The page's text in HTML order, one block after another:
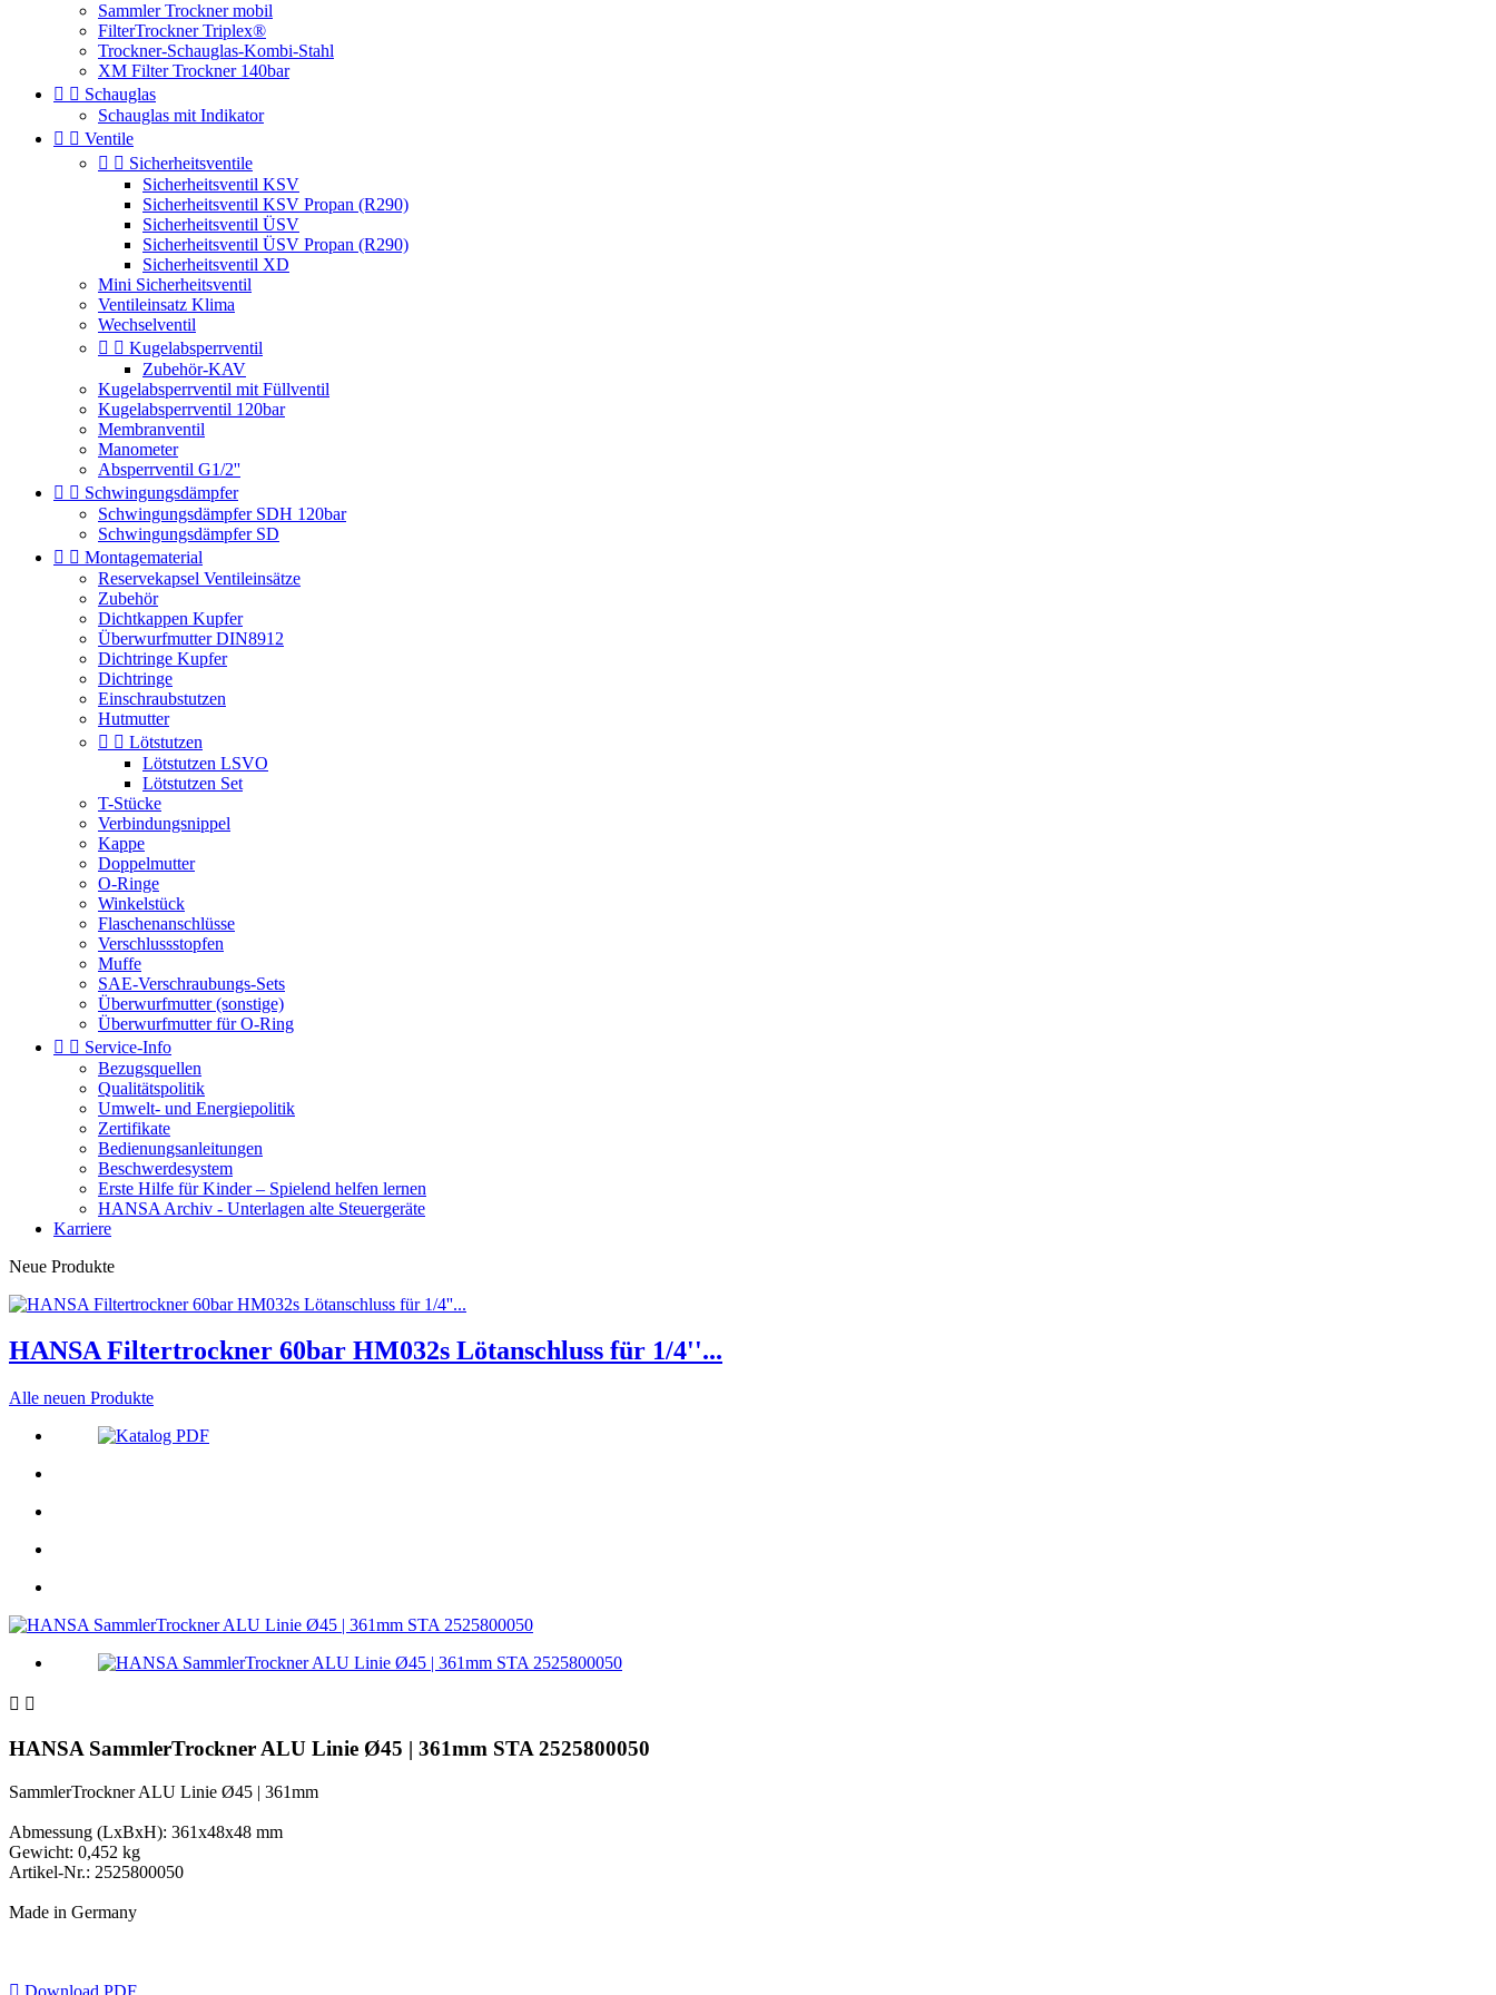
Sammler Trockner mobil
FilterTrockner Triplex®
Trockner-Schauglas-Kombi-Stahl
XM Filter Trockner 140bar
  Schauglas
Schauglas mit Indikator
  Ventile
  Sicherheitsventile
Sicherheitsventil KSV
Sicherheitsventil KSV Propan (R290)
Sicherheitsventil ÜSV
Sicherheitsventil ÜSV Propan (R290)
Sicherheitsventil XD
Mini Sicherheitsventil
Ventileinsatz Klima
Wechselventil
  Kugelabsperrventil
Zubehör-KAV
Kugelabsperrventil mit Füllventil
Kugelabsperrventil 120bar
Membranventil
Manometer
Absperrventil G1/2''
  Schwingungsdämpfer
Schwingungsdämpfer SDH 120bar
Schwingungsdämpfer SD
  Montagematerial
Reservekapsel Ventileinsätze
Zubehör
Dichtkappen Kupfer
Überwurfmutter DIN8912
Dichtringe Kupfer
Dichtringe
Einschraubstutzen
Hutmutter
  Lötstutzen
Lötstutzen LSVO
Lötstutzen Set
T-Stücke
Verbindungsnippel
Kappe
Doppelmutter
O-Ringe
Winkelstück
Flaschenanschlüsse
Verschlussstopfen
Muffe
SAE-Verschraubungs-Sets
Überwurfmutter (sonstige)
Überwurfmutter für O-Ring
  Service-Info
Bezugsquellen
Qualitätspolitik
Umwelt- und Energiepolitik
Zertifikate
Bedienungsanleitungen
Beschwerdesystem
Erste Hilfe für Kinder – Spielend helfen lernen
HANSA Archiv - Unterlagen alte Steuergeräte
Karriere
Neue Produkte
HANSA Filtertrockner 60bar HM032s Lötanschluss für 1/4''...
Alle neuen Produkte
 
HANSA SammlerTrockner ALU Linie Ø45 | 361mm STA 2525800050
SammlerTrockner ALU Linie Ø45 | 361mm
Abmessung (LxBxH): 361x48x48 mm
Gewicht: 0,452 kg
Artikel-Nr.: 2525800050
Made in Germany
 Download PDF